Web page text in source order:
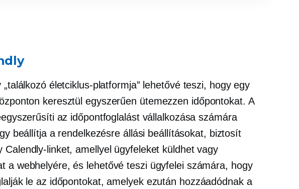
„találkozó életciklus-platformja” lehetővé teszi, hogy egy
keresztül egyszerűen ütemezzen időpontokat. A
az időpontfoglalást vállalkozása számára
beállítja a rendelkezésre állási beállításokat, biztosít
Calendly-linket, amellyel ügyfeleket küldhet vagy
a webhelyére, és lehetővé teszi ügyfelei számára, hogy
le az időpontokat, amelyek ezután hozzáadódnak a